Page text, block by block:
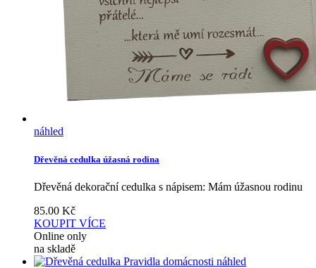
náhled
Dřevěná cedulka úžasná rodina
Dřevěná dekorační cedulka s nápisem: Mám úžasnou rodinu
85.00 Kč
KOUPIT VÍCE
Online only
na skladě
náhled